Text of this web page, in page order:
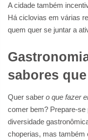
A cidade também
Há ciclovias em várias
quem quer se juntar a
sabores
Quer saber o que fazer
comer bem? Prepare-se
diversidade
choperias, mas também